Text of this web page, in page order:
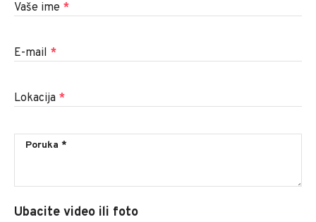
Vaše ime *
E-mail *
Lokacija *
Ubacite video ili foto